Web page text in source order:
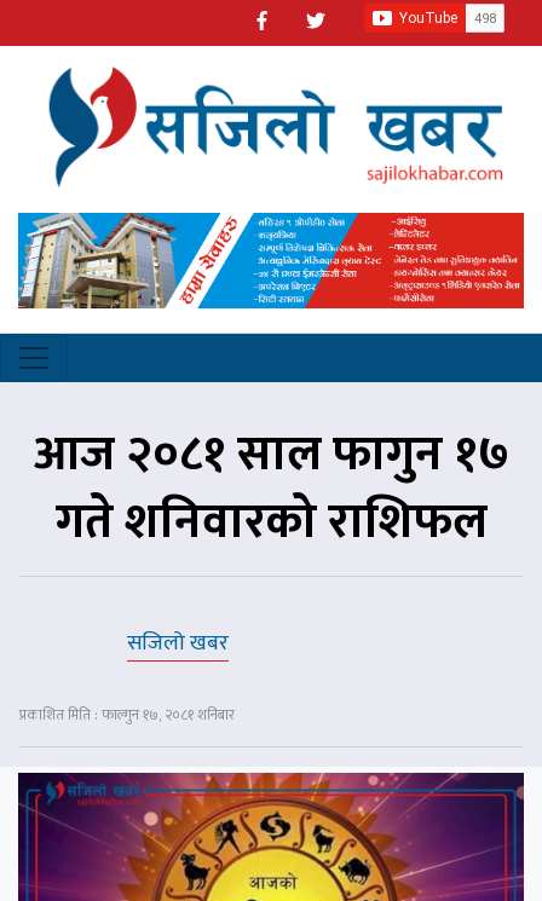
आज २०८१ साल फागुन १७
गते शनिवारको राशिफल
सजिलो खबर
प्रकाशित मिति : फाल्गुन १७, २०८१ शनिबार